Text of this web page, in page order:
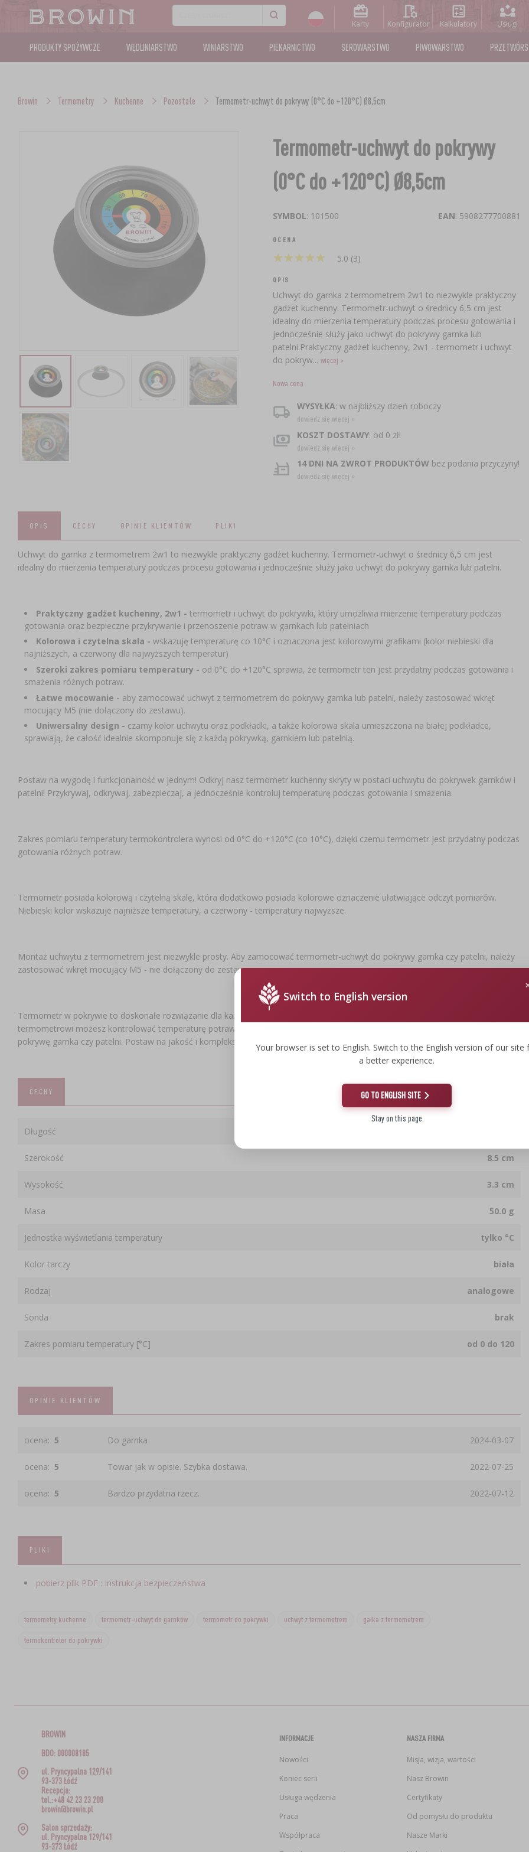
Karty Konfigurator Kalkulatory Usługi
PRODUKTY SPOŻYWCZE WĘDLINIARSTWO WINIARSTWO PIEKARNICTWO SEROWARSTWO PIWOWARSTWO
Browin Termometry Kuchenne Pozostałe Termometr-uchwyt do pokrywy (0°C do +120°C) Ø8,5cm
Termometr-uchwyt do pokrywy
(0°C do +120°C) Ø8,5cm
SYMBOL: 101500 EAN: 5908277700881
OCENA
★★★★★
★★★★★ 5.0 (3)
OPIS
Uchwyt do garnka z termometrem 2w1 to niezwykle praktyczny
gadżet kuchenny. Termometr-uchwyt o średnicy 6,5 cm jest
idealny do mierzenia temperatury podczas procesu gotowania i
jednocześnie służy jako uchwyt do pokrywy garnka lub
patelni.Praktyczny gadżet kuchenny, 2w1 - termometr i uchwyt
do pokryw... więcej >
Nowa cena
WYSYŁKA: w najbliższy dzień roboczy
dowiedz się więcej »
KOSZT DOSTAWY: od 0 zł!
dowiedz się więcej »
14 DNI NA ZWROT PRODUKTÓW bez podania przyczyny!
dowiedz się więcej »
OPIS CECHY OPINIE KLIENTÓW PLIKI
Uchwyt do garnka z termometrem 2w1 to niezwykle praktyczny gadżet kuchenny. Termometr-uchwyt o średnicy 6,5 cm jest
idealny do mierzenia temperatury podczas procesu gotowania i jednocześnie służy jako uchwyt do pokrywy garnka lub patelni.
Praktyczny gadżet kuchenny, 2w1 - termometr i uchwyt do pokrywki, który umożliwia mierzenie temperatury podczas
gotowania oraz bezpieczne przykrywanie i przenoszenie potraw w garnkach lub patelniach
Kolorowa i czytelna skala - wskazuję temperaturę co 10°C i oznaczona jest kolorowymi grafikami (kolor niebieski dla
najniższych, a czerwony dla najwyższych temperatur)
Szeroki zakres pomiaru temperatury - od 0°C do +120°C sprawia, że termometr ten jest przydatny podczas gotowania i
smażenia różnych potraw.
Łatwe mocowanie - aby zamocować uchwyt z termometrem do pokrywy garnka lub patelni, należy zastosować wkręt
mocujący M5 (nie dołączony do zestawu).
Uniwersalny design - czarny kolor uchwytu oraz podkładki, a także kolorowa skala umieszczona na białej podkładce,
sprawiają, że całość idealnie skomponuje się z każdą pokrywką, garnkiem lub patelnią.
Postaw na wygodę i funkcjonalność w jednym! Odkryj nasz termometr kuchenny skryty w postaci uchwytu do pokrywek garnków i
patelni! Przykrywaj, odkrywaj, zabezpieczaj, a jednocześnie kontroluj temperaturę podczas gotowania i smażenia.
Zakres pomiaru temperatury termokontrolera wynosi od 0°C do +120°C (co 10°C), dzięki czemu termometr jest przydatny podczas
gotowania różnych potraw.
Termometr posiada kolorową i czytelną skalę, która dodatkowo posiada kolorowe oznaczenie ułatwiające odczyt pomiarów.
Niebieski kolor wskazuje najniższe temperatury, a czerwony - temperatury najwyższe.
Montaż uchwytu z termometrem jest niezwykle prosty. Aby zamocować termometr-uchwyt do pokrywy garnka czy patelni, należy
zastosować wkręt mocujący M5 - nie dołączony do zestawu.
Termometr w pokrywie to doskonałe rozwiązanie dla każdego, kto ceni sobie praktyczność i wygodę w kuchni. Dzięki temu
termometrowi możesz kontrolować temperaturę potraw podczas gotowania, a jednocześnie bezpiecznie przenosić i otwierać
pokrywę garnka czy patelni. Postaw na jakość i kompleksowe rozwiązania!
CECHY
Długość
Szerokość 8.5 cm
Wysokość 3.3 cm
Masa 50.0 g
Jednostka wyświetlania temperatury tylko °C
Kolor tarczy biała
Rodzaj analogowe
Sonda brak
Zakres pomiaru temperatury [°C] od 0 do 120
OPINIE KLIENTÓW
ocena: 5 Do garnka 2024-03-07
ocena: 5 Towar jak w opisie. Szybka dostawa. 2022-07-25
ocena: 5 Bardzo przydatna rzecz. 2022-07-12
PLIKI
pobierz plik PDF : Instrukcja bezpieczeństwa
termometry kuchenne termometr-uchwyt do garnków termometr do pokrywki uchwyt z termometrem gałka z termometrem
termokontroler do pokrywki
Switch to English version
Your browser is set to English. Switch to the English version of our site
a better experience.
GO TO ENGLISH SITE
Stay on this page
BROWIN
BDO: 000008185
ul. Pryncypalna 129/141
93-373 Łódź
Recepcja:
tel.:+48 42 23 23 200
browin@browin.pl
Salon sprzedaży:
ul. Pryncypalna 129/141
93-373 Łódź
INFORMACJE
Nowości
Koniec serii
Usługa wędzenia
Praca
Współpraca
NASZA FIRMA
Misja, wizja, wartości
Nasz Browin
Certyfikaty
Od pomysłu do produktu
Nasze Marki